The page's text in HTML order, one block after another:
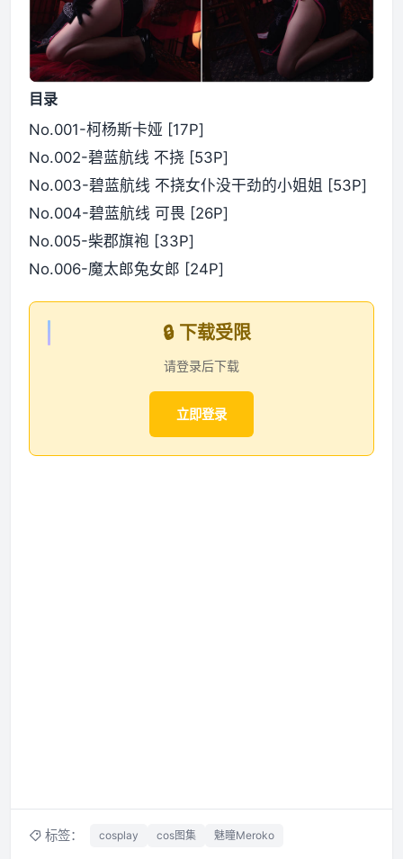
目录
No.001-柯杨斯卡娅 [17P]
No.002-碧蓝航线 不挠 [53P]
No.003-碧蓝航线 不挠女仆没干劲的小姐姐 [53P]
No.004-碧蓝航线 可畏 [26P]
No.005-柴郡旗袍 [33P]
No.006-魔太郎兔女郎 [24P]
🔒 下载受限
请登录后下载
立即登录
标签： cosplay cos图集 魅瞳Meroko